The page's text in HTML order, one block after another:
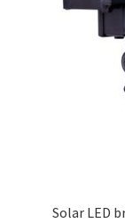
Solar LED